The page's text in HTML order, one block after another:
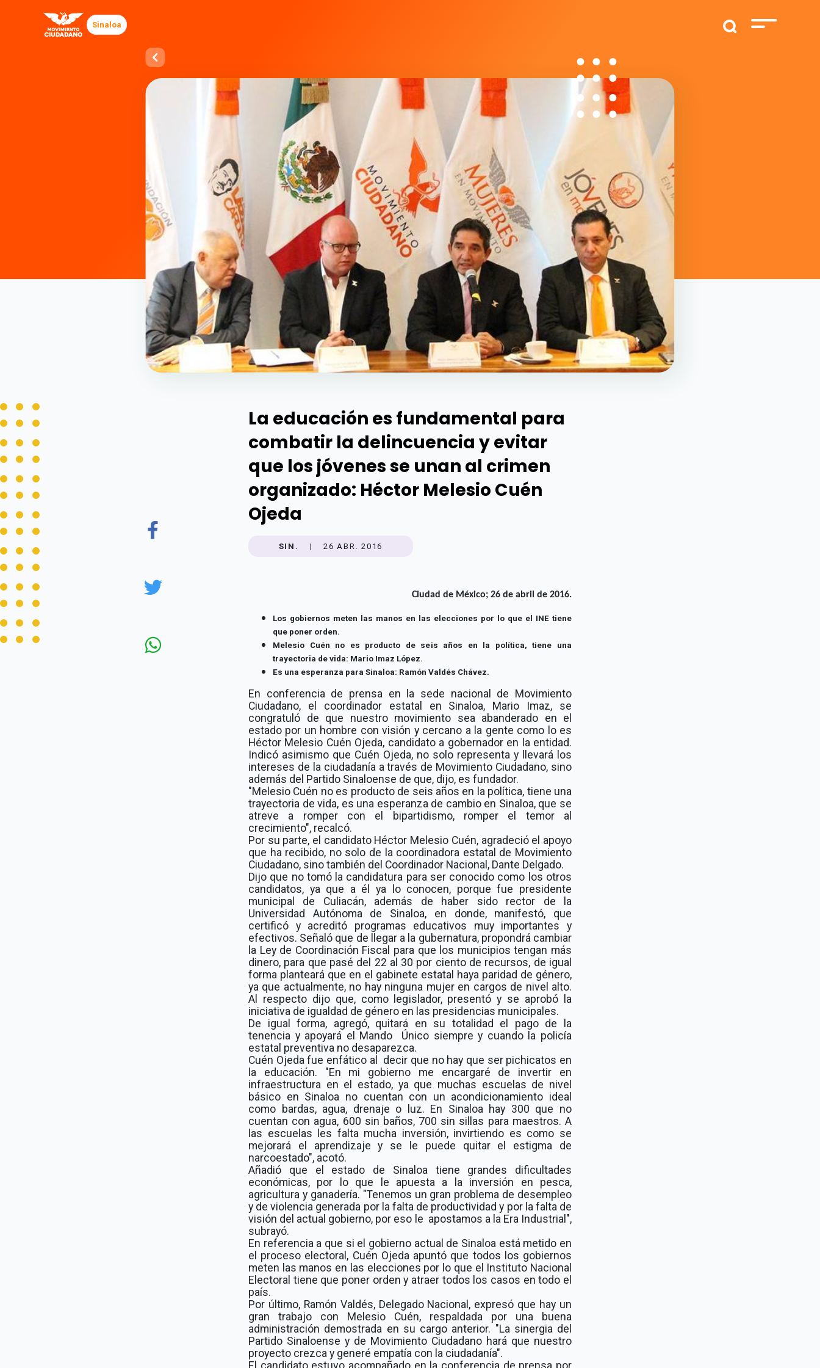
Sinaloa
La educación es fundamental para
combatir la delincuencia y evitar
que los jóvenes se unan al crimen
organizado: Héctor Melesio Cuén
Ojeda
SIN. | 26 ABR. 2016
Ciudad de México; 26 de abril de 2016.
Los gobiernos meten las manos en las elecciones por lo que el INE tiene
que poner orden.
Melesio Cuén no es producto de seis años en la política, tiene una
trayectoria de vida: Mario Imaz López.
Es una esperanza para Sinaloa: Ramón Valdés Chávez.
En conferencia de prensa en la sede nacional de Movimiento
Ciudadano, el coordinador estatal en Sinaloa, Mario Imaz, se
congratuló de que nuestro movimiento sea abanderado en el
estado por un hombre con visión y cercano a la gente como lo es
Héctor Melesio Cuén Ojeda, candidato a gobernador en la entidad.
Indicó asimismo que Cuén Ojeda, no solo representa y llevará los
intereses de la ciudadanía a través de Movimiento Ciudadano, sino
además del Partido Sinaloense de que, dijo, es fundador.
"Melesio Cuén no es producto de seis años en la política, tiene una
trayectoria de vida, es una esperanza de cambio en Sinaloa, que se
atreve a romper con el bipartidismo, romper el temor al
crecimiento", recalcó.
Por su parte, el candidato Héctor Melesio Cuén, agradeció el apoyo
que ha recibido, no solo de la coordinadora estatal de Movimiento
Ciudadano, sino también del Coordinador Nacional, Dante Delgado.
Dijo que no tomó la candidatura para ser conocido como los otros
candidatos, ya que a él ya lo conocen, porque fue presidente
municipal de Culiacán, además de haber sido rector de la
Universidad Autónoma de Sinaloa, en donde, manifestó, que
certificó y acreditó programas educativos muy importantes y
efectivos. Señaló que de llegar a la gubernatura, propondrá cambiar
la Ley de Coordinación Fiscal para que los municipios tengan más
dinero, para que pasé del 22 al 30 por ciento de recursos, de igual
forma planteará que en el gabinete estatal haya paridad de género,
ya que actualmente, no hay ninguna mujer en cargos de nivel alto.
Al respecto dijo que, como legislador, presentó y se aprobó la
iniciativa de igualdad de género en las presidencias municipales.
De igual forma, agregó, quitará en su totalidad el pago de la
tenencia y apoyará el Mando Único siempre y cuando la policía
estatal preventiva no desaparezca.
Cuén Ojeda fue enfático al decir que no hay que ser pichicatos en
la educación. "En mi gobierno me encargaré de invertir en
infraestructura en el estado, ya que muchas escuelas de nivel
básico en Sinaloa no cuentan con un acondicionamiento ideal
como bardas, agua, drenaje o luz. En Sinaloa hay 300 que no
cuentan con agua, 600 sin baños, 700 sin sillas para maestros. A
las escuelas les falta mucha inversión, invirtiendo es como se
mejorará el aprendizaje y se le puede quitar el estigma de
narcoestado", acotó.
Añadió que el estado de Sinaloa tiene grandes dificultades
económicas, por lo que le apuesta a la inversión en pesca,
agricultura y ganadería. "Tenemos un gran problema de desempleo
y de violencia generada por la falta de productividad y por la falta de
visión del actual gobierno, por eso le apostamos a la Era Industrial",
subrayó.
En referencia a que si el gobierno actual de Sinaloa está metido en
el proceso electoral, Cuén Ojeda apuntó que todos los gobiernos
meten las manos en las elecciones por lo que el Instituto Nacional
Electoral tiene que poner orden y atraer todos los casos en todo el
país.
Por último, Ramón Valdés, Delegado Nacional, expresó que hay un
gran trabajo con Melesio Cuén, respaldada por una buena
administración demostrada en su cargo anterior. "La sinergia del
Partido Sinaloense y de Movimiento Ciudadano hará que nuestro
proyecto crezca y generé empatía con la ciudadanía".
El candidato estuvo acompañado en la conferencia de prensa por